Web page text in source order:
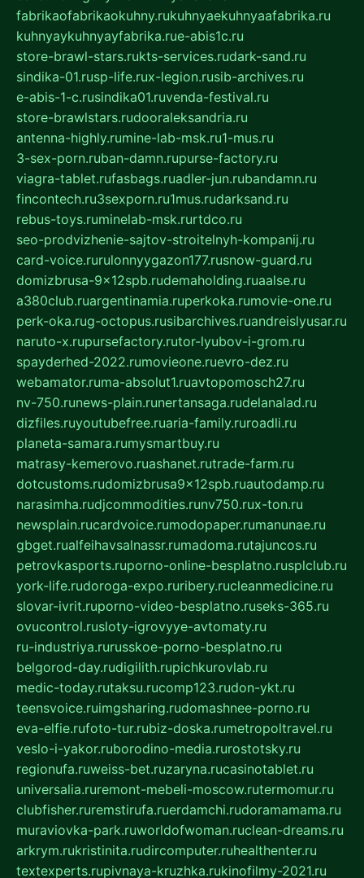
fabrikaofabrikaokuhny.rukuhnyaekuhnyaafabrika.ru
kuhnyaykuhnyayfabrika.rue-abis1c.ru
store-brawl-stars.rukts-services.rudark-sand.ru
sindika-01.rusp-life.rux-legion.rusib-archives.ru
e-abis-1-c.rusindika01.ruvenda-festival.ru
store-brawlstars.rudooraleksandria.ru
antenna-highly.rumine-lab-msk.ru1-mus.ru
3-sex-porn.ruban-damn.rupurse-factory.ru
viagra-tablet.rufasbags.ruadler-jun.rubandamn.ru
fincontech.ru3sexporn.ru1mus.rudarksand.ru
rebus-toys.ruminelab-msk.rurtdco.ru
seo-prodvizhenie-sajtov-stroitelnyh-kompanij.ru
card-voice.rurulonnyygazon177.rusnow-guard.ru
domizbrusa-9x12spb.rudemaholding.ruaalse.ru
a380club.ruargentinamia.ruperkoka.rumovie-one.ru
perk-oka.rug-octopus.rusibarchives.ruandreislyusar.ru
naruto-x.rupursefactory.rutor-lyubov-i-grom.ru
spayderhed-2022.rumovieone.ruevro-dez.ru
webamator.ruma-absolut1.ruavtopomosch27.ru
nv-750.runews-plain.runertansaga.rudelanalad.ru
dizfiles.ruyoutubefree.ruaria-family.ruroadli.ru
planeta-samara.rumysmartbuy.ru
matrasy-kemerovo.ruashanet.rutrade-farm.ru
dotcustoms.rudomizbrusa9x12spb.ruautodamp.ru
narasimha.rudjcommodities.runv750.rux-ton.ru
newsplain.rucardvoice.rumodopaper.rumanunae.ru
gbget.rualfeihavsalnassr.rumadoma.rutajuncos.ru
petrovkasports.ruporno-online-besplatno.rusplclub.ru
york-life.rudoroga-expo.ruribery.rucleanmedicine.ru
slovar-ivrit.ruporno-video-besplatno.ruseks-365.ru
ovucontrol.rusloty-igrovyye-avtomaty.ru
ru-industriya.rurusskoe-porno-besplatno.ru
belgorod-day.rudigilith.rupichkurovlab.ru
medic-today.rutaksu.rucomp123.rudon-ykt.ru
teensvoice.ruimgsharing.rudomashnee-porno.ru
eva-elfie.rufoto-tur.rubiz-doska.rumetropoltravel.ru
veslo-i-yakor.ruborodino-media.rurostotsky.ru
regionufa.ruweiss-bet.ruzaryna.rucasinotablet.ru
universalia.ruremont-mebeli-moscow.rutermomur.ru
clubfisher.ruremstirufa.ruerdamchi.rudoramamama.ru
muraviovka-park.ruworldofwoman.ruclean-dreams.ru
arkrym.rukristinita.rudircomputer.ruhealthenter.ru
textexperts.rupivnaya-kruzhka.rukinofilmy-2021.ru